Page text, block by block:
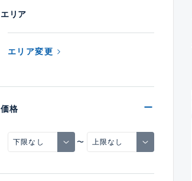
エリア
エリア変更
価格
〜